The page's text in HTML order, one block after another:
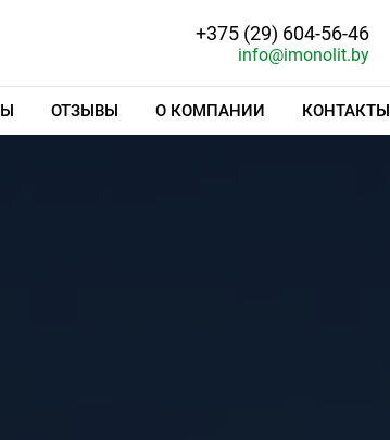
+375 (29) 604-56-46
info@imonolit.by
ОТЗЫВЫ О КОМПАНИИ КОНТАКТЫ